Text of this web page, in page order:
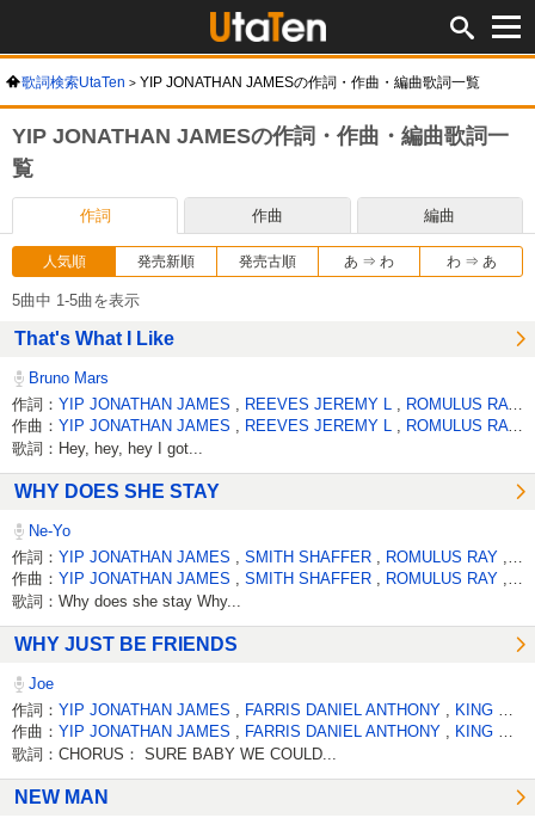
歌詞検索UtaTen YIP JONATHAN JAMESの作詞・作曲・編曲歌詞一覧
YIP JONATHAN JAMESの作詞・作曲・編曲歌詞一
覧
作詞 作曲 編曲
人気順 発売新順 発売古順 あ ⇒ わ わ ⇒ あ
5曲中 1-5曲を表示
That's What I Like
Bruno Mars
作詞： YIP JONATHAN JAMES REEVES JEREMY L ROMULUS RAY
作曲： YIP JONATHAN JAMES REEVES JEREMY L ROMULUS RAY
歌詞：Hey, hey, hey I got...
WHY DOES SHE STAY
Ne-Yo
作詞： YIP JONATHAN JAMES SMITH SHAFFER ROMULUS RAY
作曲： YIP JONATHAN JAMES SMITH SHAFFER ROMULUS RAY
歌詞：Why does she stay Why...
WHY JUST BE FRIENDS
Joe
作詞： YIP JONATHAN JAMES FARRIS DANIEL ANTHONY
KING DYLAN ERIC JR
作曲： YIP JONATHAN JAMES FARRIS DANIEL ANTHONY KING DYLAN ERIC JR
歌詞：CHORUS： SURE BABY WE COULD...
NEW MAN